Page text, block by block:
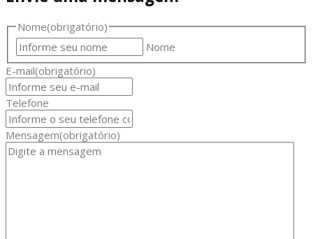
Nome(obrigatório)
Nome
E-mail(obrigatório)
Telefone
Mensagem(obrigatório)